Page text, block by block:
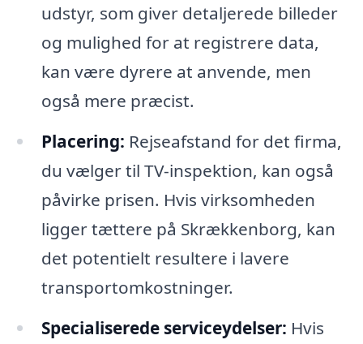
udstyr, som giver detaljerede billeder
og mulighed for at registrere data,
kan være dyrere at anvende, men
også mere præcist.
Placering: Rejseafstand for det firma,
du vælger til TV-inspektion, kan også
påvirke prisen. Hvis virksomheden
ligger tættere på Skrækkenborg, kan
det potentielt resultere i lavere
transportomkostninger.
Specialiserede serviceydelser: Hvis